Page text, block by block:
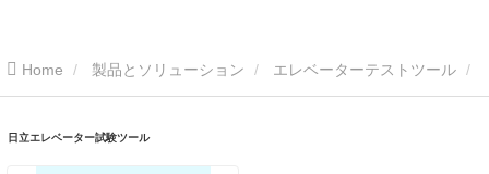
Home 製品とソリューション エレベーターテストツール
日立エレベーター試験ツール